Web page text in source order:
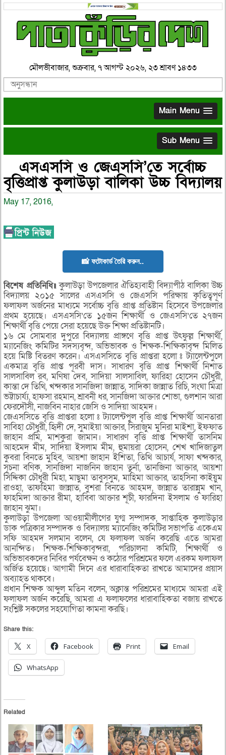
মৌলভীবাজার, শুক্রবার, ৭ আগস্ট ২০২৬, ২৩ শ্রাবণ ১৪৩৩
Main Menu
Sub Menu
এসএসসি ও জেএসসি’তে সর্বোচ্চ
বৃত্তিপ্রাপ্ত কুলাউড়া বালিকা উচ্চ বিদ্যালয়
May 17, 2016,
📸 ফটোকার্ড তৈরি করুন..
বিশেষ প্রতিনিধি॥কুলাউড়া উপজেলার ঐতিহ্যবাহী বিদ্যাপীঠ বালিকা উচ্চ
বিদ্যালয় ২০১৫ সালের এসএসসি ও জেএসসি পরিক্ষায় কৃতিত্বপূর্ণ
ফলাফল অর্জনের মাধ্যমে সর্বোচ্চ বৃত্তি প্রাপ্ত প্রতিষ্টান হিসেবে উপজেলার
প্রথম হয়েছে। এসএসসি’তে ১৫জন শিক্ষার্থী ও জেএসসি’তে ২৭জন
শিক্ষার্থী বৃত্তি পেয়ে সেরা হয়েছে উক্ত শিক্ষা প্রতিষ্টানটি।
১৬ মে সোমবার দুপুরে বিদ্যালয় প্রাঙ্গণে বৃত্তি প্রাপ্ত উৎফুল্ল শিক্ষার্থী,
ম্যানেজিং কমিটির সদস্যবৃন্দ, অভিভাবক ও শিক্ষক-শিক্ষিকাবৃন্দ মিলিত
হয়ে মিষ্টি বিতরণ করেন। এসএসসিতে বৃত্তি প্রাপ্তরা হলো ঃ ট্যালেন্টপুলে
একমাত্র বৃত্তি প্রাপ্ত পূরবী দাস। সাধারণ বৃত্তি প্রাপ্ত শিক্ষার্থী নিশাত
সালসাবিল রব, মণিষা দেব, সাদিয়া সালসাবিল, ফারিহা হোসেন চৌধুরী,
কান্তা দে তিথি, খন্দকার সানজিদা জান্নাত, সাদিকা জান্নাত রিচি, সংঘা মিত্রা
ভট্টাচার্য্য, হাফসা রহমান, শ্রাবনী ধর, সানজিদা আক্তার শোভা, গুলশান আরা
ফেরদৌসী, নাজবিন নাহার জেসি ও সাদিয়া আহমদ।
জেএসসিতে বৃত্তি প্রাপ্তরা হলো ঃ ট্যালেন্টপুল বৃত্তি প্রাপ্ত শিক্ষার্থী আনতারা
সাবিহা চৌধুরী, হিৃদী দে, সুমাইয়া আক্তার, সিরাজুম মুনিরা মাইশা, ইফফাত
জাহান প্রমি, মাশকুরা জামান। সাধারণ বৃত্তি প্রাপ্ত শিক্ষার্থী তাসনিম
আহমেদ মীম, সাদিয়া ইসলাম মীম, হুমায়রা হোসেন, শেখ খাদিজাতুল
কুবরা বিনতে মুহিব, আয়শা জাহান ইশিতা, তিথি আচার্য, সাফা খন্দকার,
সূচনা বণিক, সানজিদা নাজনিন জাহান তুর্না, তানজিনা আক্তার, আয়শা
সিদ্দিকা চৌধুরী মিহা, মাছুমা তাবুসসুম, মাহিমা আক্তার, তাহসিনা কাইয়ুম
রাওহা, তাফহিমা জান্নাত, বুশরা বিনতে আহমদ, জান্নাত তারান্নুম খান,
ফাহমিদা আক্তার রীমা, হাবিবা আক্তার শূচী, ফারদিনা ইসলাম ও ফারিহা
জাহান ঝুমা।
কুলাউড়া উপজেলা আওয়ামীলীগের যুগ্ম সম্পাদক, সাপ্তাহিক কুলাউড়ার
ডাক পত্রিকার সম্পাদক ও বিদ্যালয় ম্যানেজিং কমিটির সভাপতি একেএম
সফি আহমদ সলমান বলেন, যে ফলাফল অর্জন করেছি এতে আমরা
আনন্দিত। শিক্ষক-শিক্ষিকাবৃন্দরা, পরিচালনা কমিটি, শিক্ষার্থী ও
অভিভাবকদের নিবির পর্যবেক্ষন ও কঠোর পরিশ্রমের ফলে এরকম ফলাফল
অর্জিত হয়েছে। আগামী দিনে এর ধারাবাহিকতা রাখতে আমাদের প্রয়াস
অব্যাহত থাকবে।
প্রধান শিক্ষক আব্দুল মতিন বলেন, অক্লান্ত পরিশ্রমের মাধ্যমে আমরা এই
ফলাফল অর্জন করেছি, আমরা এ ফলাফলের ধারাবাহিকতা বজায় রাখতে
সংশ্লিষ্ট সকলের সহযোগিতা কামনা করছি।
Share this:
X Facebook Print Email
WhatsApp
Related